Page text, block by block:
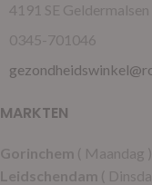
4191 SE Geldermalsen
0345-701046
MARKTEN
Gorinchem ( Maandag )
Leidschendam (